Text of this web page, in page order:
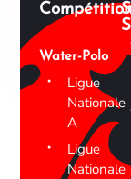
Water-Polo
Ligue
Nationale
A
Ligue
Nationale